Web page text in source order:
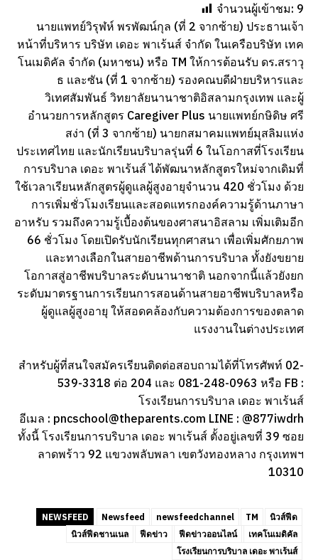
จำนวนผู้เข้าชม: 9
นายแพทย์วิรุฬห์ พรพัฒน์กุล (ที่ 2 จากซ้าย) ประธานเจ้า
หน้าที่บริหาร บริษัท เดอะ พาเร้นส์ จำกัด ในเครือบริษัท เทค
โนเมดิคัล จำกัด (มหาชน) หรือ TM ให้การต้อนรับ ดร.สราวุ
ธ และซัน (ที่ 1 จากซ้าย) รองคณบดีฝ่ายบริหารและ
วิเทศสัมพันธ์ วิทยาลัยนานาชาติอิสลามกรุงเทพ และผู้
อำนวยการหลักสูตร Caregiver Plus นายแพทย์กษิดิษ ศรี
สง่า (ที่ 3 จากซ้าย) นายกสมาคมแพทย์มุสลิมแห่ง
ประเทศไทย และนักเรียนบริบาลรุ่นที่ 6 ในโอกาสที่โรงเรียน
การบริบาล เดอะ พาเร้นส์ ได้พัฒนาหลักสูตรใหม่จากเดิมที่
ใช้เวลาเรียนหลักสูตรผู้ดูแลผู้สูงอายุจำนวน 420 ชั่วโมง ด้วย
การเพิ่มชั่วโมงเรียนและสอดแทรกองค์ความรู้ด้านภาษา
อาหรับ รวมถึงความรู้เบื้องต้นของศาสนาอิสลาม เพิ่มเติมอีก
66 ชั่วโมง โดยเปิดรับนักเรียนทุกศาสนา เพื่อเพิ่มศักยภาพ
และทางเลือกในสายอาชีพด้านการบริบาล ทั้งยังขยาย
โอกาสสู่อาชีพบริบาลระดับนานาชาติ นอกจากนี้แล้วยังยก
ระดับมาตรฐานการเรียนการสอนด้านสายอาชีพบริบาลหรือ
ผู้ดูแลผู้สูงอายุ ให้สอดคล้องกับความต้องการของตลาด
แรงงานในต่างประเทศ
สำหรับผู้ที่สนใจสมัครเรียนติดต่อสอบถามได้ที่โทรศัพท์ 02-
539-3318 ต่อ 204 และ 081-248-0963 หรือ FB :
โรงเรียนการบริบาล เดอะ พาเร้นส์
อีเมล : pncschool@theparents.com LINE : @877iwdrh
ทั้งนี้ โรงเรียนการบริบาล เดอะ พาเร้นส์ ตั้งอยู่เลขที่ 39 ซอย
ลาดพร้าว 92 แขวงพลับพลา เขตวังทองหลาง กรุงเทพฯ
10310
NEWSFEED Newsfeed newsfeedchannel TM
นิวส์ฟีด
นิวส์ฟีดชานเนล
ฟีดข่าว ฟีดข่าวออนไลน์
เทคโนเมดิคัล
โรงเรียนการบริบาล เดอะ พาเร้นส์